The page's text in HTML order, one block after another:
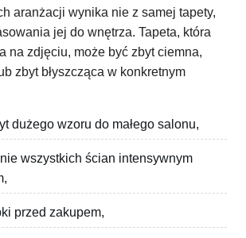
aranżacji wynika nie z samej tapety,
jej do wnętrza. Tapeta, która
na zdjęciu, może być zbyt ciemna,
zbyt błyszcząca w konkretnym
dużego wzoru do małego salonu,
wszystkich ścian intensywnym
przed zakupem,